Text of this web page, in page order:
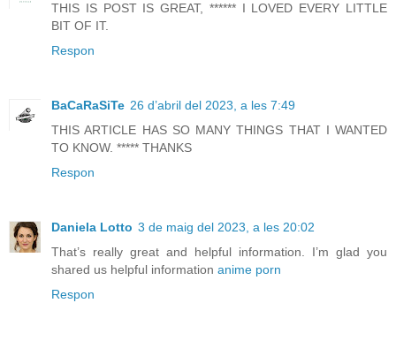
THIS IS POST IS GREAT, ****** I LOVED EVERY LITTLE
BIT OF IT.
Respon
BaCaRaSiTe 26 d’abril del 2023, a les 7:49
THIS ARTICLE HAS SO MANY THINGS THAT I WANTED
TO KNOW. ***** THANKS
Respon
Daniela Lotto 3 de maig del 2023, a les 20:02
That’s really great and helpful information. I’m glad you
shared us helpful information anime porn
Respon